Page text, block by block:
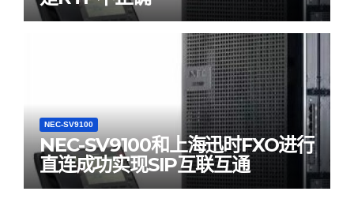
NEC-SV9100
NEC-SV9100和上海迅时FXO进行
直连成功实现SIP互联互通